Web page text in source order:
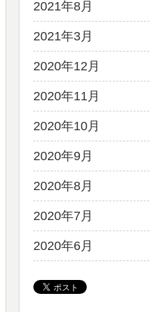
2021年8月
2021年3月
2020年12月
2020年11月
2020年10月
2020年9月
2020年8月
2020年7月
2020年6月